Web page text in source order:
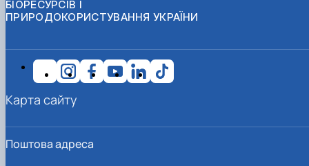
БІОРЕСУРСІВ І
ПРИРОДОКОРИСТУВАННЯ УКРАЇНИ
Поштова адреса
Карта сайту